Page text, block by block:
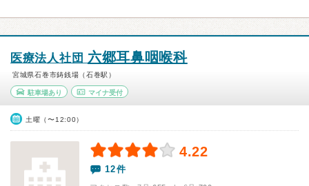
医療法人社団 六郷耳鼻咽喉科
宮城県石巻市鋳銭場（石巻駅）
駐車場あり マイナ受付
土曜（〜12:00）
4.22
12件